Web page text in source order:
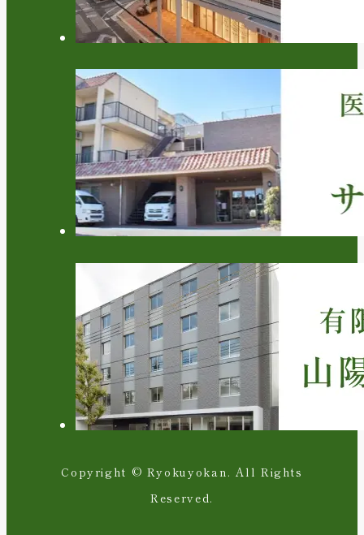
Copyright © Ryokuyokan. All Rights
Reserved.